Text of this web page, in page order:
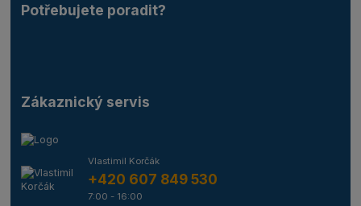
Potřebujete poradit?
Zákaznický servis
Vlastimil Korčák
+420 607 849 530
7:00 - 16:00